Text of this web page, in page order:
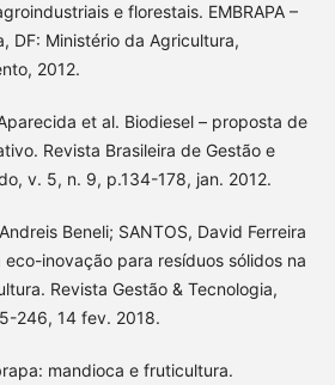
e florestais. EMBRAPA –
DF: Ministério da Agricultura,
2012.
et al. Biodiesel – proposta de
Revista Brasileira de Gestão e
v. 5, n. 9, p.134-178, jan. 2012.
Beneli; SANTOS, David Ferreira
inovação para resíduos sólidos na
Revista Gestão & Tecnologia,
246, 14 fev. 2018.
mandioca e fruticultura.